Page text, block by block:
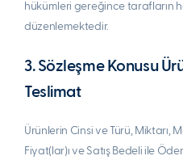
hükümleri gereğince tarafların
düzenlemektedir.
3. Sözleşme Konusu
Teslimat
Ürünlerin Cinsi ve Türü, Miktarı,
Fiyat(lar)ı ve Satış Bedeli ile